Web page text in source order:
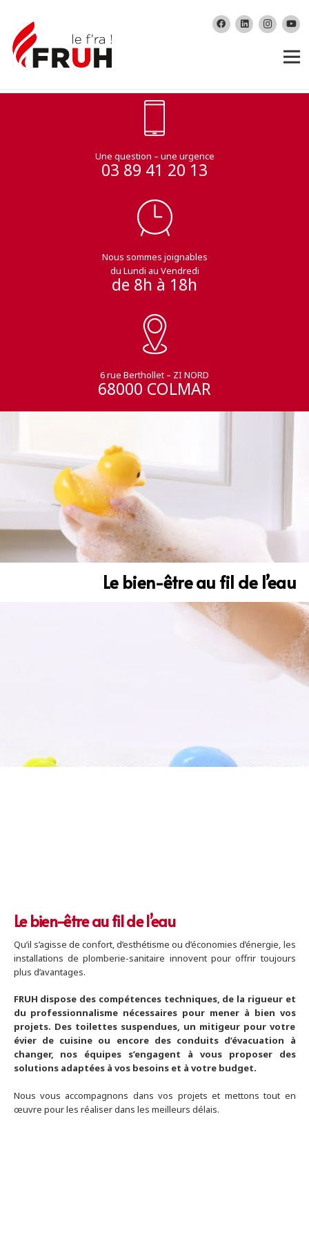
Une question – une urgence
03 89 41 20 13
Nous sommes joignables
du Lundi au Vendredi
de 8h à 18h
6 rue Berthollet – ZI NORD
68000 COLMAR
Le bien-être au fil de l’eau
Le bien-être au fil de l’eau
Qu’il s’agisse de confort, d’esthétisme ou d’économies d’énergie, les
installations de plomberie-sanitaire innovent pour offrir toujours
plus d’avantages.
FRUH dispose des compétences techniques, de la rigueur et
du professionnalisme nécessaires pour mener à bien vos
projets. Des toilettes suspendues, un mitigeur pour votre
évier de cuisine ou encore des conduits d’évacuation à
changer, nos équipes s’engagent à vous proposer des
solutions adaptées à vos besoins et à votre budget.
Nous vous accompagnons dans vos projets et mettons tout en
œuvre pour les réaliser dans les meilleurs délais.